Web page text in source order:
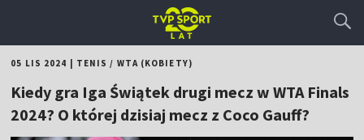
05 LIS 2024 TENIS / WTA (KOBIETY)
Kiedy gra Iga Świątek drugi mecz w WTA Finals
2024? O której dzisiaj mecz z Coco Gauff?